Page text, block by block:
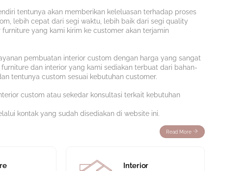
tentunya akan memberikan keleluasan terhadap proses
lebih cepat dari segi waktu, lebih baik dari segi quality
yang kami kirim ke customer akan terjamin
pembuatan interior custom dengan harga yang sangat
dan interior yang kami sediakan terbuat dari bahan-
tentunya custom sesuai kebutuhan customer.
custom atau sekedar konsultasi terkait kebutuhan
kontak yang sudah disediakan di website ini.
Read More
Interior